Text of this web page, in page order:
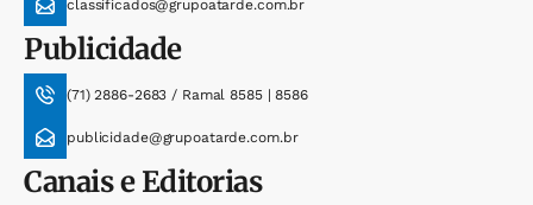
classificados@grupoatarde.com.br
Publicidade
(71) 2886-2683 / Ramal 8585 | 8586
publicidade@grupoatarde.com.br
Canais e Editorias